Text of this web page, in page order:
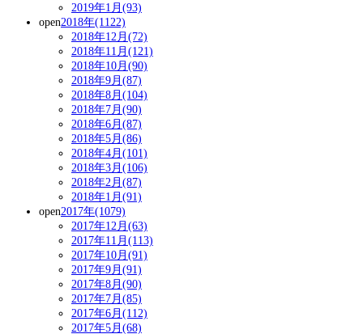
2019年1月(93)
open2018年(1122)
2018年12月(72)
2018年11月(121)
2018年10月(90)
2018年9月(87)
2018年8月(104)
2018年7月(90)
2018年6月(87)
2018年5月(86)
2018年4月(101)
2018年3月(106)
2018年2月(87)
2018年1月(91)
open2017年(1079)
2017年12月(63)
2017年11月(113)
2017年10月(91)
2017年9月(91)
2017年8月(90)
2017年7月(85)
2017年6月(112)
2017年5月(68)